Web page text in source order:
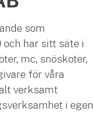
som
har sitt säte i
mc, snöskoter,
för våra
verksamt
i egen